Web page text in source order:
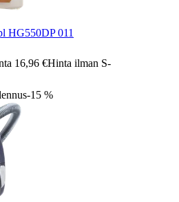
HG550DP 011
16,96 €Hinta ilman S-
-15 %